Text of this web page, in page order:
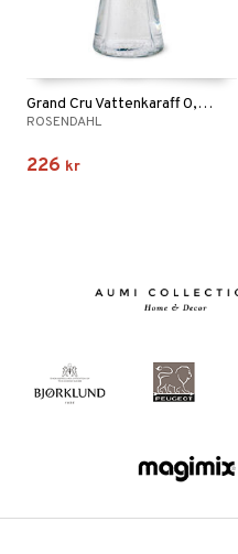
Grand Cru Vattenkaraff 0,9L
ROSENDAHL
226 kr